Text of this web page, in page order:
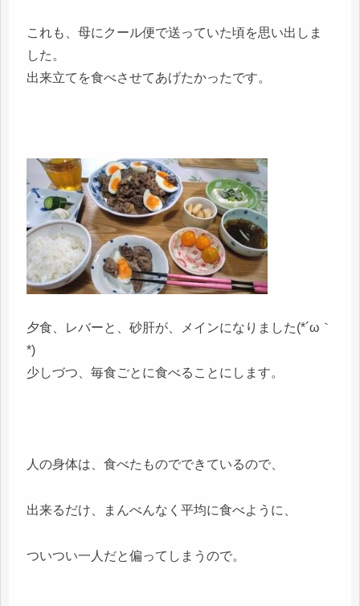
これも、母にクール便で送っていた頃を思い出しま
した。
出来立てを食べさせてあげたかったです。
夕食、レバーと、砂肝が、メインになりました(*´ω｀
*)
少しづつ、毎食ごとに食べることにします。
人の身体は、食べたものでできているので、
出来るだけ、まんべんなく平均に食べように、
ついつい一人だと偏ってしまうので。